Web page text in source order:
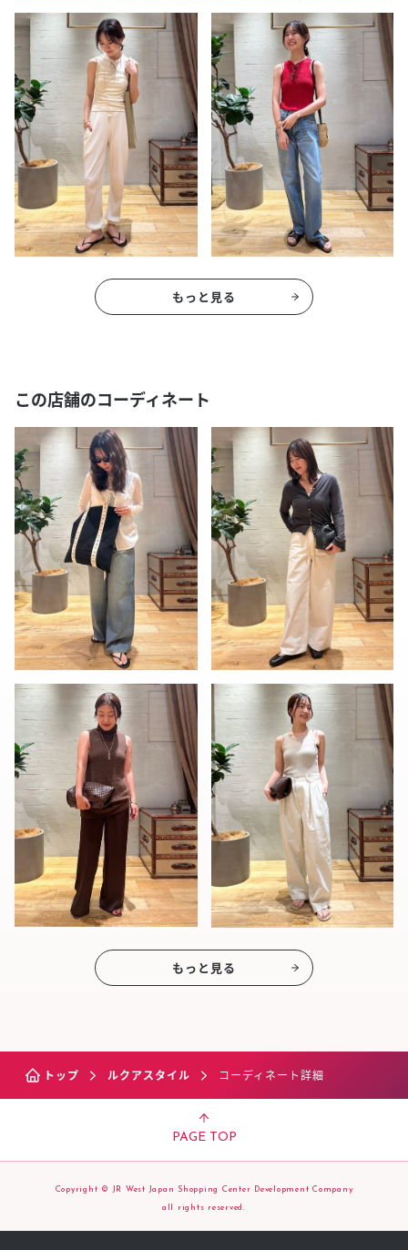
もっと見る
この店舗のコーディネート
もっと見る
トップ ルクアスタイル コーディネート詳細
PAGE TOP
Copyright © JR West Japan Shopping Center Development Company
all rights reserved.